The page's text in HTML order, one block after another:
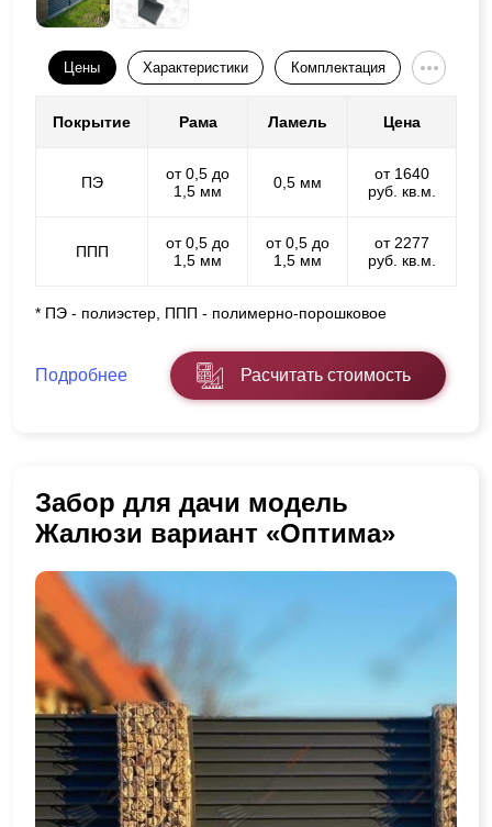
Цены Характеристики Комплектация
Покрытие Рама Ламель Цена
ПЭ
от 0,5 до
1,5 мм
0,5 мм
от 1640
руб. кв.м.
ППП
от 0,5 до
1,5 мм
от 0,5 до
1,5 мм
от 2277
руб. кв.м.
* ПЭ - полиэстер, ППП - полимерно-порошковое
Подробнее Расчитать стоимость
Забор для дачи модель
Жалюзи вариант «Оптима»